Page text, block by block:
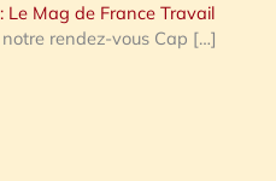
Le Mag de France Travail
rendez-vous Cap […]